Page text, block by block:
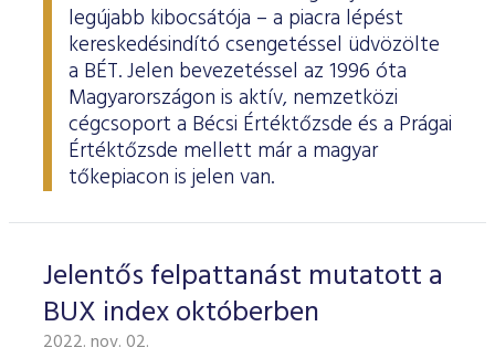
legújabb kibocsátója – a piacra lépést
kereskedésindító csengetéssel üdvözölte
a BÉT. Jelen bevezetéssel az 1996 óta
Magyarországon is aktív, nemzetközi
cégcsoport a Bécsi Értéktőzsde és a Prágai
Értéktőzsde mellett már a magyar
tőkepiacon is jelen van.
Jelentős felpattanást mutatott a
BUX index októberben
2022. nov. 02.